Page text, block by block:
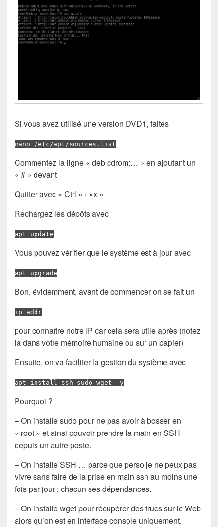
Si vous avez utilisé une version DVD1, faites
nano /etc/apt/sources.list
Commentez la ligne « deb cdrom:… » en ajoutant un
« # » devant
Quitter avec « Ctrl »+ »x »
Rechargez les dépôts avec
apt update
Vous pouvez vérifier que le système est à jour avec
apt upgrade
Bon, évidemment, avant de commencer on se fait un
ip addr
pour connaître notre IP car cela sera utile après (notez
la dans votre mémoire humaine ou sur un papier)
Ensuite, on va faciliter la gestion du système avec
apt install ssh sudo wget -y
Pourquoi ?
– On installe sudo pour ne pas avoir à bosser en
« root » et ainsi pouvoir prendre la main en SSH
depuis un autre poste.
– On installe SSH … parce que perso je ne peux pas
vivre sans faire de la prise en main ssh au moins une
fois par jour ; chacun ses dépendances.
– On installe wget pour récupérer des trucs sur le Web
alors qu’on est en interface console uniquement.